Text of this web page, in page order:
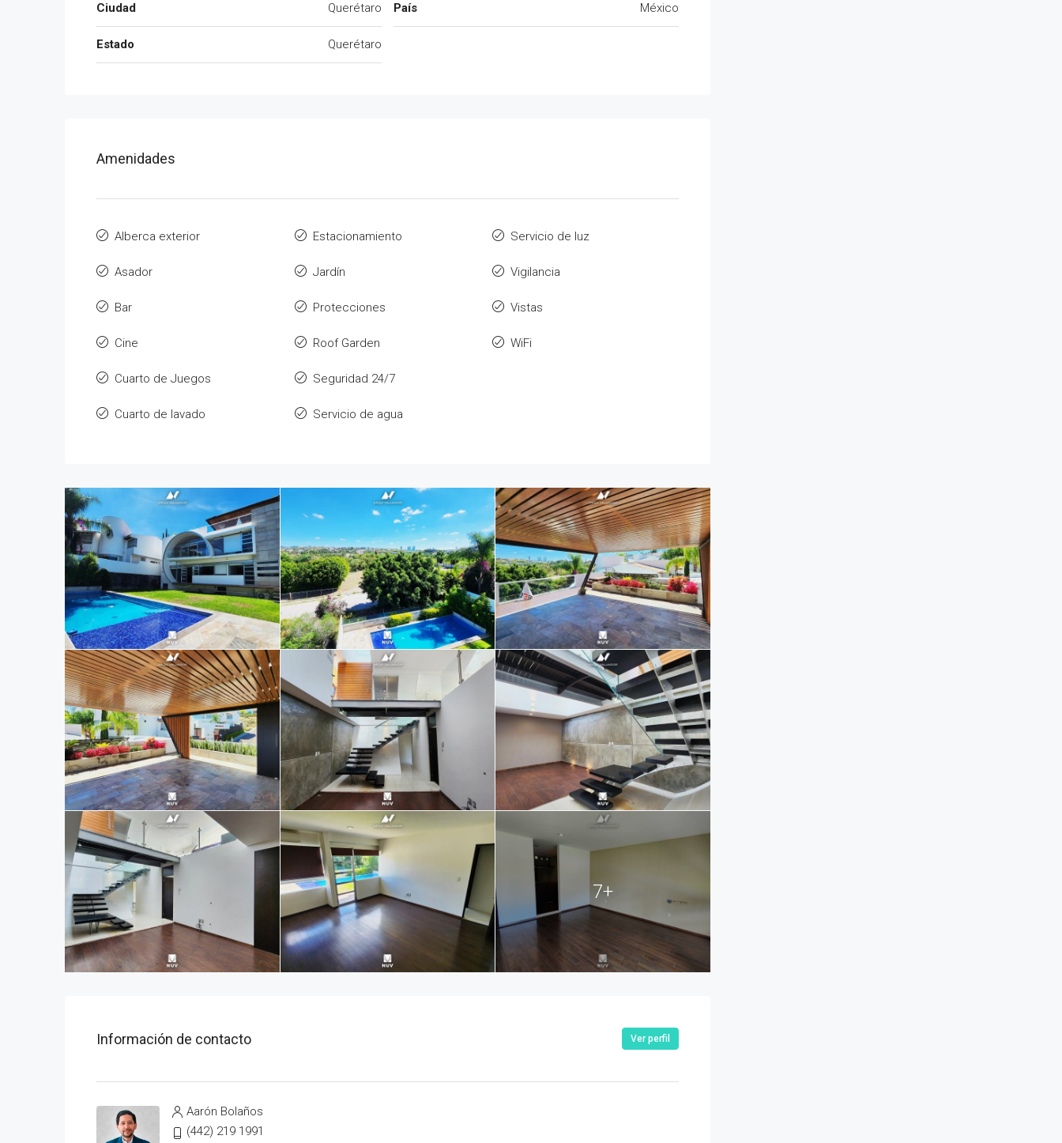
Ciudad Querétaro
Estado Querétaro
País México
Amenidades
Alberca exterior
Asador
Bar
Cine
Cuarto de Juegos
Cuarto de lavado
Estacionamiento
Jardín
Protecciones
Roof Garden
Seguridad 24/7
Servicio de agua
Servicio de luz
Vigilancia
Vistas
WiFi
7+
Información de contacto Ver perfil
Aarón Bolaños
(442) 219 1991